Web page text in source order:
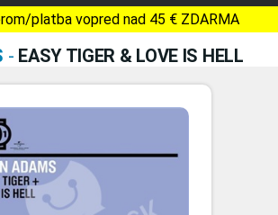
platba vopred nad 45 € ZDARMA
- EASY TIGER & LOVE IS HELL